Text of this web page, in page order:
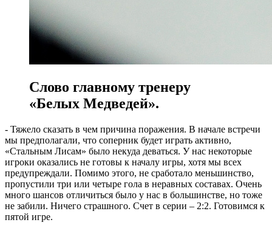
Слово главному тренеру
«Белых Медведей».
- Тяжело сказать в чем причина поражения. В начале встречи
мы предполагали, что соперник будет играть активно,
«Стальным Лисам» было некуда деваться. У нас некоторые
игроки оказались не готовы к началу игры, хотя мы всех
предупреждали. Помимо этого, не сработало меньшинство,
пропустили три или четыре гола в неравных составах. Очень
много шансов отличиться было у нас в большинстве, но тоже
не забили. Ничего страшного. Счет в серии – 2:2. Готовимся к
пятой игре.